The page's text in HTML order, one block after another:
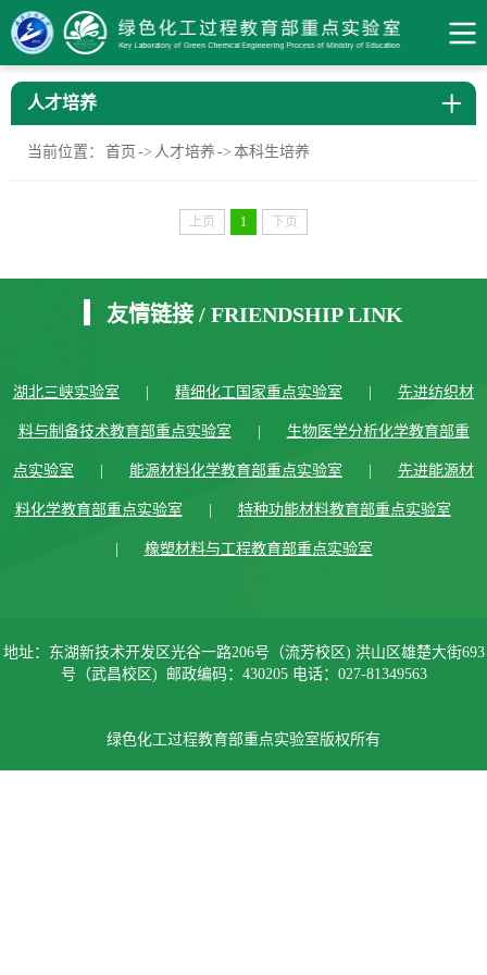
人才培养
当前位置： 首页 -> 人才培养 -> 本科生培养
上页 1 下页
友情链接 / FRIENDSHIP LINK
湖北三峡实验室 精细化工国家重点实验室 先进纺织材
料与制备技术教育部重点实验室 生物医学分析化学教育部重
点实验室 能源材料化学教育部重点实验室 先进能源材
料化学教育部重点实验室 特种功能材料教育部重点实验室
橡塑材料与工程教育部重点实验室
地址：东湖新技术开发区光谷一路206号（流芳校区) 洪山区雄楚大街693
号（武昌校区) 邮政编码：430205 电话：027-81349563
绿色化工过程教育部重点实验室版权所有